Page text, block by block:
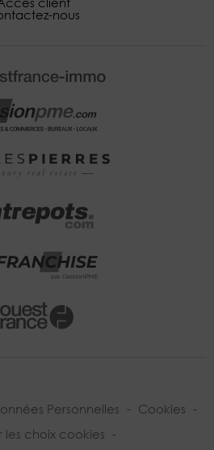
nous
Personnelles - Cookies -
les choix cookies -